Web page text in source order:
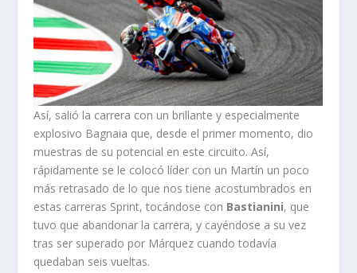
Así, salió la carrera con un brillante y especialmente
explosivo Bagnaia que, desde el primer momento, dio
muestras de su potencial en este circuito. Así,
rápidamente se le colocó líder con un Martín un poco
más retrasado de lo que nos tiene acostumbrados en
estas carreras Sprint, tocándose con Bastianini, que
tuvo que abandonar la carrera, y cayéndose a su vez
tras ser superado por Márquez cuando todavía
quedaban seis vueltas.